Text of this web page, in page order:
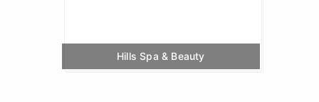
Hills Spa & Beauty